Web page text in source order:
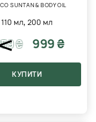
SUNTAN & BODY OIL
110 мл,200 мл
₴ 999 ₴
КУПИТИ